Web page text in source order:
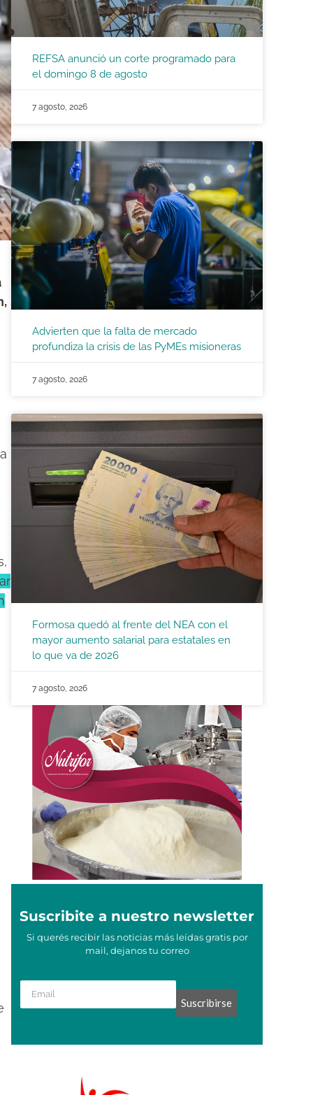
REFSA anunció un corte programado para
el domingo 8 de agosto
7 agosto, 2026
Advierten que la falta de mercado
profundiza la crisis de las PyMEs misioneras
7 agosto, 2026
Formosa quedó al frente del NEA con el
mayor aumento salarial para estatales en
lo que va de 2026
7 agosto, 2026
Suscribite a nuestro newsletter
Si querés recibir las noticias más leídas gratis por
mail, dejanos tu correo
Suscribirse